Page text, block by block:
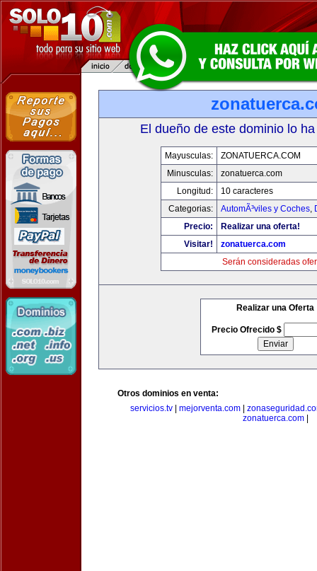
El dueño de este dominio lo
Mayusculas:
ZONATUERCA.COM
Minusculas:
zonatuerca.com
Longitud:
10 caracteres
Categorias:
AutomÃ³viles y Coches,
Precio:
Realizar una oferta!
Visitar!
zonatuerca.com
Serán consideradas
Realizar una Oferta
Precio Ofrecido $
Otros dominios en venta:
servicios.tv| mejorventa.com|
zonatuerca.com|